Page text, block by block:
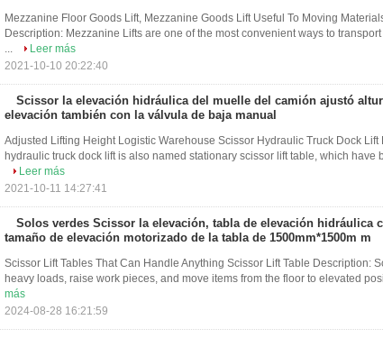
Mezzanine Floor Goods Lift, Mezzanine Goods Lift Useful To Moving
Description: Mezzanine Lifts are one of the most convenient ways to
...
Leer más
2021-10-10 20:22:40
Scissor la elevación hidráulica del muelle del camión ajustó
elevación también con la válvula de baja manual
Adjusted Lifting Height Logistic Warehouse Scissor Hydraulic Truck Dock Lift
hydraulic truck dock lift is also named stationary scissor lift table, which have
Leer más
2021-10-11 14:27:41
Solos verdes Scissor la elevación, tabla de elevación hidráulica
tamaño de elevación motorizado de la tabla de 1500mm*1500m m
Scissor Lift Tables That Can Handle Anything Scissor Lift​​ Table Description:
heavy loads, raise work pieces, and move items from the floor to elevated
más
2024-08-28 16:21:59